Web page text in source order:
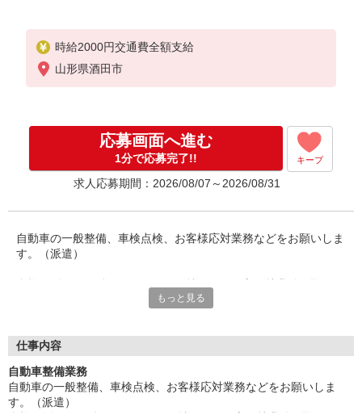
時給2000円交通費全額支給
山形県酒田市
応募画面へ進む
1分で応募完了!! キープ
求人応募期間：2026/08/07～2026/08/31
自動車の一般整備、車検点検、お客様応対業務などをお願いしま
す。（派遣）
ていただきます。長期就業可能。
■お友達紹介キャンペーン！デジタルギフト3000円分プレゼント
『テクノ・サービス』は、派遣業界大手スタッフサービスグルー
プです。
もっと見る
仕事内容
自動車整備業務
自動車の一般整備、車検点検、お客様応対業務などをお願いしま
す。（派遣）